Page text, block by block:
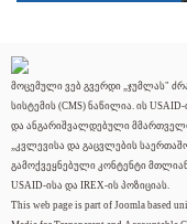
მოცემული ვებ გვერდი „ჯუმლას"
სისტემის (CMS) ნაწილია. ის
და ანგარიშვალდებული
„კვლევისა და გაცვლების
გამოქვეყნებული კონტენტი
USAID-ისა და IREX-ის პოზიციას.
This web page is part of Joomla based